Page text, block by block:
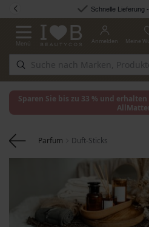
Zum Inhalt springen Schnelle Lieferung
Navigation umschalten
Menü Anmelden Meine
Sparen Sie bis zu 33 % und erhalten
Parfum Duft-Sticks